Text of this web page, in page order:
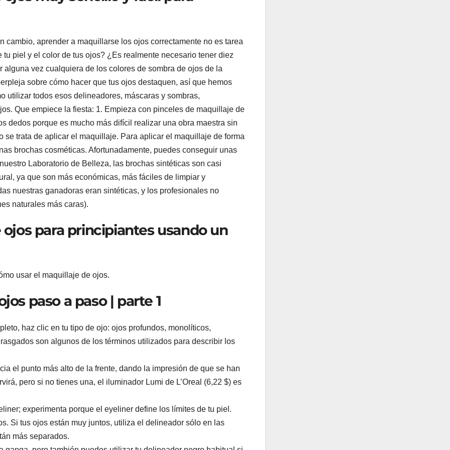
cambio, aprender a maquillarse los ojos correctamente no es tarea
piel y el color de tus ojos? ¿Es realmente necesario tener diez
vez cualquiera de los colores de sombra de ojos de la
sobre cómo hacer que tus ojos destaquen, así que hemos
utilizar todos esos delineadores, máscaras y sombras,
Que empiece la fiesta: 1. Empieza con pinceles de maquillaje de
dedos porque es mucho más difícil realizar una obra maestra sin
se trata de aplicar el maquillaje. Para aplicar el maquillaje de forma
brochas cosméticas. Afortunadamente, puedes conseguir unas
Laboratorio de Belleza, las brochas sintéticas son casi
ya que son más económicas, más fáciles de limpiar y
nuestras ganadoras eran sintéticas, y los profesionales no
naturales más caras).
para principiantes usando un
usar el maquillaje de ojos.
paso a paso | parte 1
haz clic en tu tipo de ojo: ojos profundos, monolíticos,
son algunos de los términos utilizados para describir los
el punto más alto de la frente, dando la impresión de que se han
pero si no tienes una, el iluminador Lumi de L’Oreal (6,22 $) es
experimenta porque el eyeliner define los límites de tu piel.
Si tus ojos están muy juntos, utiliza el delineador sólo en las
más separados.